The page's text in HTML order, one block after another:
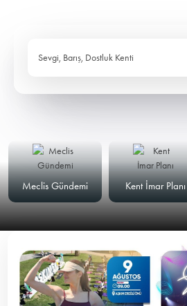
Sevgi, Barış, Dostluk Kenti
Meclis Gündemi
Kent İmar Planı